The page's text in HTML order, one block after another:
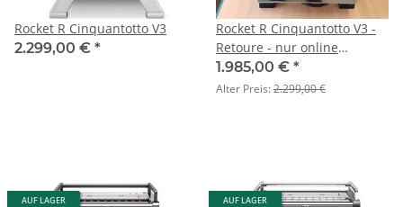
Rocket R Cinquantotto V3
2.299,00 € *
Rocket R Cinquantotto V3 -
Retoure - nur online
bestellbar
1.985,00 € *
Alter Preis:2.299,00 €
AUF LAGER AUF LAGER